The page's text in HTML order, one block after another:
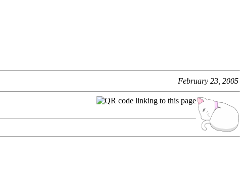
February 23, 2005